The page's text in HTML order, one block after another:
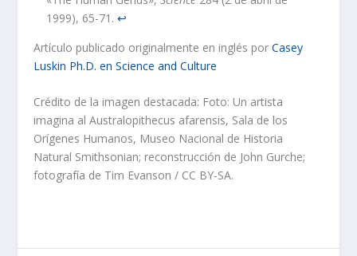
1999), 65-71.↩︎
Artículo publicado originalmente en inglés porCasey
Luskin Ph.D. en Science and Culture
Crédito de la imagen destacada: Foto: Un artista
imagina al Australopithecus afarensis, Sala de los
Orígenes Humanos, Museo Nacional de Historia
Natural Smithsonian; reconstrucción de John Gurche;
fotografía de Tim Evanson / CC BY-SA.